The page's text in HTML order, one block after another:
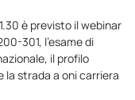
è previsto il webinar
301, l’esame di
il profilo
la strada a oni carriera